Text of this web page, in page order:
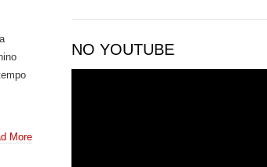
More
NO YOUTUBE